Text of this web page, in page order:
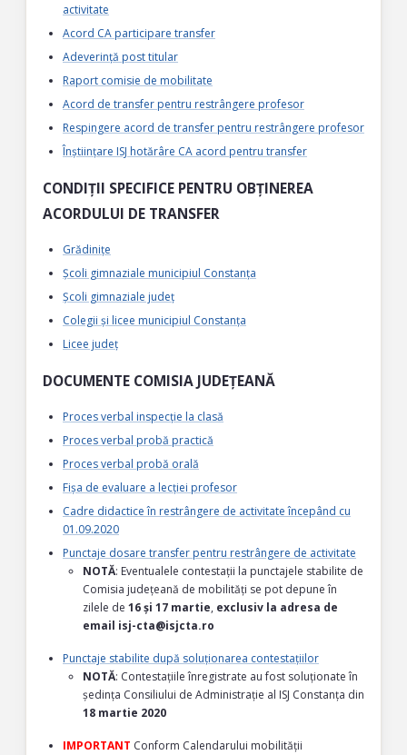
activitate
Acord CA participare transfer
Adeverință post titular
Raport comisie de mobilitate
Acord de transfer pentru restrângere profesor
Respingere acord de transfer pentru restrângere profesor
Înștiințare ISJ hotărâre CA acord pentru transfer
CONDIȚII SPECIFICE PENTRU OBȚINEREA
ACORDULUI DE TRANSFER
Grădinițe
Școli gimnaziale municipiul Constanța
Școli gimnaziale județ
Colegii și licee municipiul Constanța
Licee județ
DOCUMENTE COMISIA JUDEȚEANĂ
Proces verbal inspecție la clasă
Proces verbal probă practică
Proces verbal probă orală
Fișa de evaluare a lecției profesor
Cadre didactice în restrângere de activitate începând cu
01.09.2020
Punctaje dosare transfer pentru restrângere de activitate
NOTĂ: Eventualele contestații la punctajele stabilite de
Comisia județeană de mobilități se pot depune în
zilele de 16 și 17 martie, exclusiv la adresa de
email isj-cta@isjcta.ro
Punctaje stabilite după soluționarea contestațiilor
NOTĂ: Contestațiile înregistrate au fost soluționate în
ședința Consiliului de Administrație al ISJ Constanța din
18 martie 2020
IMPORTANT Conform Calendarului mobilității